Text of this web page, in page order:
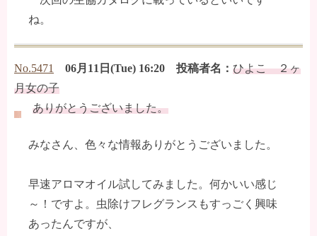
ね。
No.5471 06月11日(Tue) 16:20 投稿者名： ひよこ ２ヶ
月女の子
ありがとうございました。
みなさん、色々な情報ありがとうございました。
早速アロマオイル試してみました。何かいい感じ
～！ですよ。虫除けフレグランスもすっごく興味
あったんですが、